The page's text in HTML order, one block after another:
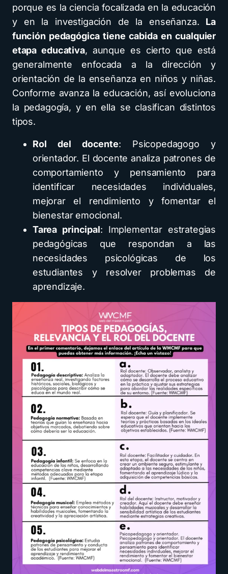
porque es la ciencia focalizada en la educación
y en la investigación de la enseñanza. La
función pedagógica tiene cabida en cualquier
etapa educativa, aunque es cierto que está
generalmente enfocada a la dirección y
orientación de la enseñanza en niños y niñas.
Conforme avanza la educación, así evoluciona
la pedagogía, y en ella se clasifican distintos
tipos.
Rol del docente: Psicopedagogo y
orientador. El docente analiza patrones de
comportamiento y pensamiento para
identificar necesidades individuales,
mejorar el rendimiento y fomentar el
bienestar emocional.
Tarea principal: Implementar estrategias
pedagógicas que respondan a las
necesidades psicológicas de los
estudiantes y resolver problemas de
aprendizaje.